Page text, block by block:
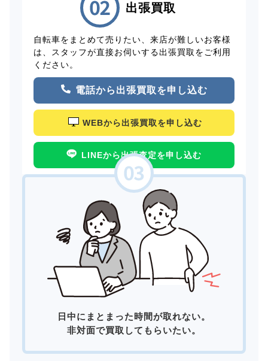
出張買取
自転車をまとめて売りたい、来店が難しいお客様
は、スタッフが直接お伺いする出張買取をご利用
ください。
電話から出張買取を申し込む
WEBから出張買取を申し込む
LINEから出張査定を申し込む
日中にまとまった時間が取れない。
非対面で買取してもらいたい。